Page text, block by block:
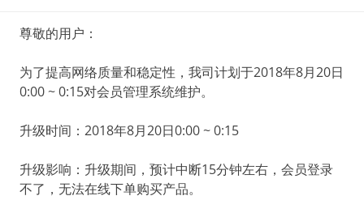
尊敬的用户：
为了提高网络质量和稳定性，我司计划于2018年8月20日
0:00 ~ 0:15对会员管理系统维护。
升级时间：2018年8月20日0:00 ~ 0:15
升级影响：升级期间，预计中断15分钟左右，会员登录
不了，无法在线下单购买产品。